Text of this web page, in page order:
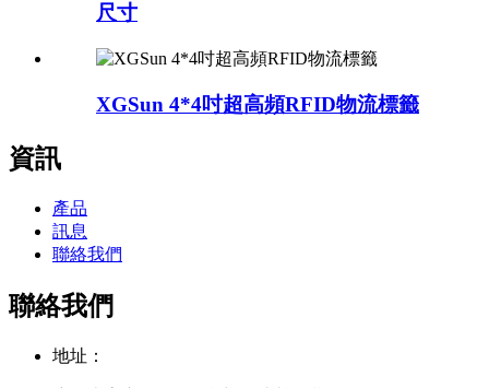
尺寸
XGSun 4*4吋超高頻RFID物流標籤
資訊
產品
訊息
聯絡我們
聯絡我們
地址：